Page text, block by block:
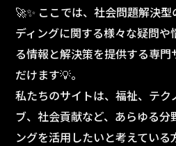
🚀✨ ここでは、社会問題解決
ディングに関する様々な疑問や
る情報と解決策を提供する専
だけます💡。
私たちのサイトは、福祉、テク
ブ、社会貢献など、あらゆる分
ングを活用したいと考えてい